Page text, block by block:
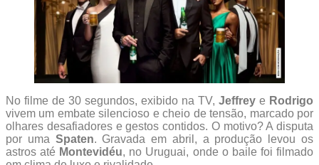
No filme de 30 segundos, exibido na TV, Jeffrey e Rodrigo
vivem um embate silencioso e cheio de tensão, marcado por
olhares desafiadores e gestos contidos. O motivo? A disputa
por uma Spaten. Gravada em abril, a produção levou os
astros até Montevidéu, no Uruguai, onde o baile foi filmado